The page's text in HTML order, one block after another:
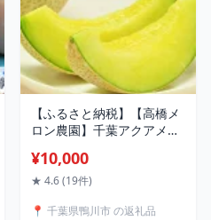
【ふるさと納税】【高橋メ
ロン農園】千葉アクアメロ
[0010-0097]
¥10,000
★ 4.6 (19件)
📍 千葉県鴨川市 の返礼品